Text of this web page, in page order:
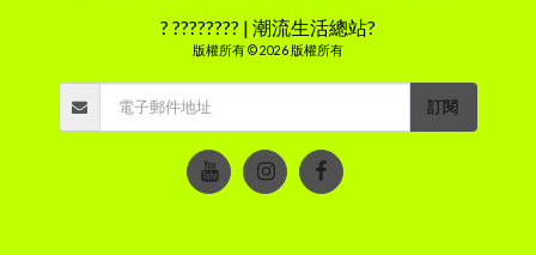
? ???????? | 潮流生活總站?
版權所有 © 2026 版權所有
訂閱